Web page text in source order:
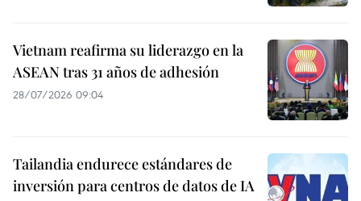
Vietnam reafirma su liderazgo en la
ASEAN tras 31 años de adhesión
28/07/2026 09:04
Tailandia endurece estándares de
inversión para centros de datos de IA